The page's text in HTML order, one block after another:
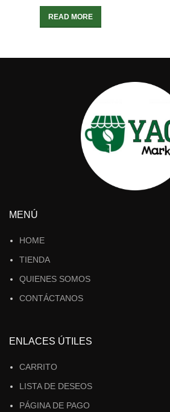
READ MORE
MENÚ
HOME
TIENDA
QUIENES SOMOS
CONTÁCTANOS
ENLACES ÚTILES
CARRITO
LISTA DE DESEOS
PÁGINA DE PAGO